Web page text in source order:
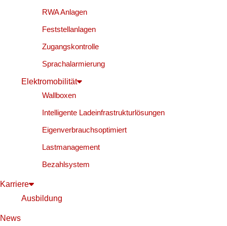
RWA Anlagen
Feststellanlagen
Zugangskontrolle
Sprachalarmierung
Elektromobilität
Wallboxen
Intelligente Ladeinfrastrukturlösungen
Eigenverbrauchsoptimiert
Lastmanagement
Bezahlsystem
Karriere
Ausbildung
News